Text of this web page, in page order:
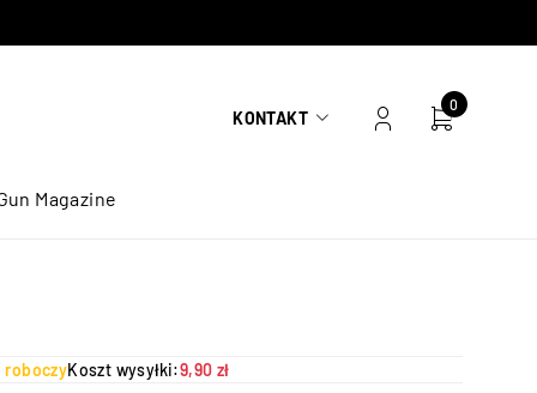
KONTAKT
0
Magazine
roboczyKoszt wysyłki:9,90 zł